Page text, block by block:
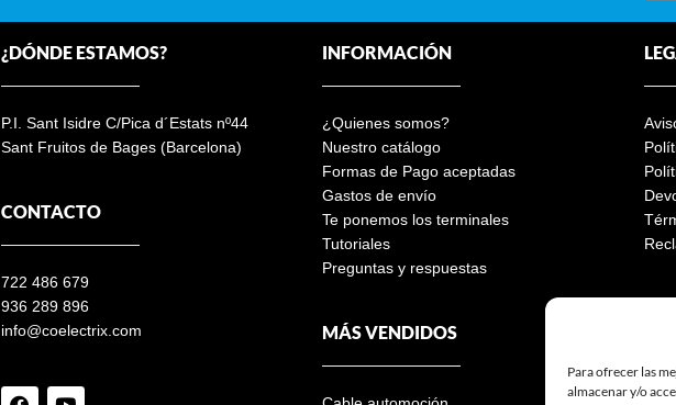
Para ofrecer las
almacenar y/o
¿DÓNDE ESTAMOS?
P.I. Sant Isidre C/Pica d´Estats nº44
Sant Fruitos de Bages (Barcelona)
CONTACTO
722 486 679
936 289 896
info@coelectrix.com
INFORMACIÓN
¿Quienes somos?
Nuestro catálogo
Formas de Pago aceptadas
Gastos de envío
Te ponemos los terminales
Tutoriales
Preguntas y respuestas
MÁS VENDIDOS